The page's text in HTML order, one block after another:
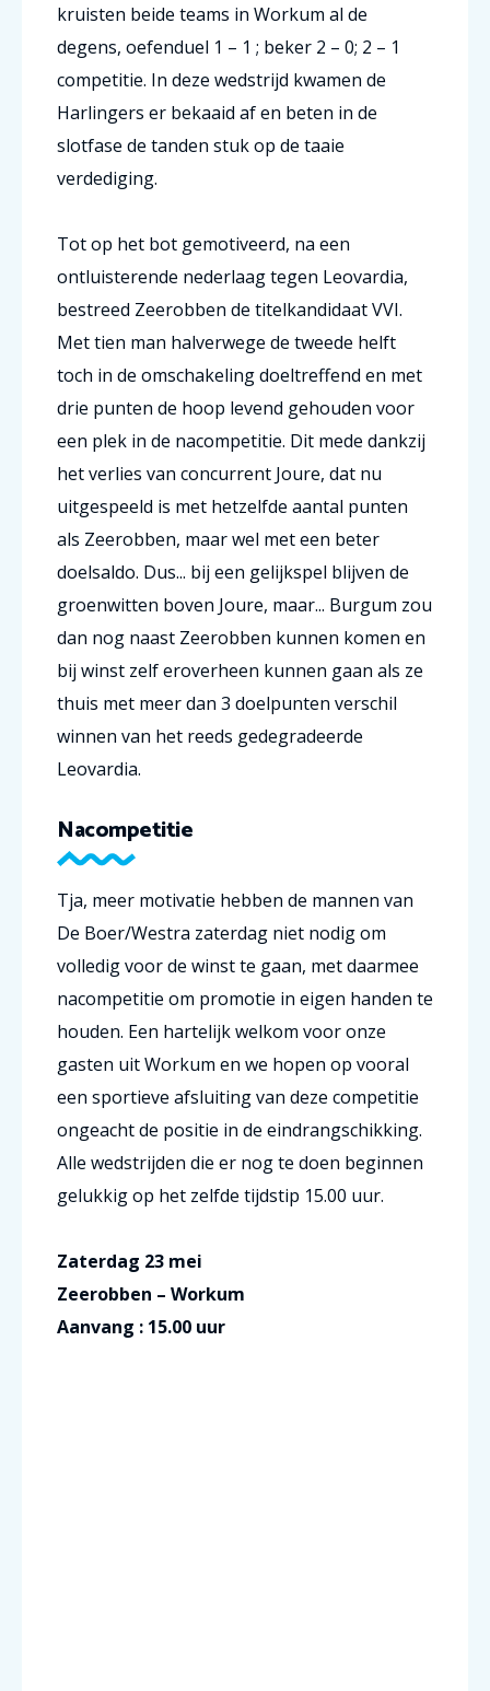
kruisten beide teams in Workum al de
degens, oefenduel 1 – 1 ; beker 2 – 0; 2 – 1
competitie. In deze wedstrijd kwamen de
Harlingers er bekaaid af en beten in de
slotfase de tanden stuk op de taaie
verdediging.
Tot op het bot gemotiveerd, na een
ontluisterende nederlaag tegen Leovardia,
bestreed Zeerobben de titelkandidaat VVI.
Met tien man halverwege de tweede helft
toch in de omschakeling doeltreffend en met
drie punten de hoop levend gehouden voor
een plek in de nacompetitie. Dit mede dankzij
het verlies van concurrent Joure, dat nu
uitgespeeld is met hetzelfde aantal punten
als Zeerobben, maar wel met een beter
doelsaldo. Dus... bij een gelijkspel blijven de
groenwitten boven Joure, maar... Burgum zou
dan nog naast Zeerobben kunnen komen en
bij winst zelf eroverheen kunnen gaan als ze
thuis met meer dan 3 doelpunten verschil
winnen van het reeds gedegradeerde
Leovardia.
Nacompetitie
Tja, meer motivatie hebben de mannen van
De Boer/Westra zaterdag niet nodig om
volledig voor de winst te gaan, met daarmee
nacompetitie om promotie in eigen handen te
houden. Een hartelijk welkom voor onze
gasten uit Workum en we hopen op vooral
een sportieve afsluiting van deze competitie
ongeacht de positie in de eindrangschikking.
Alle wedstrijden die er nog te doen beginnen
gelukkig op het zelfde tijdstip 15.00 uur.
Zaterdag 23 mei
Zeerobben – Workum
Aanvang : 15.00 uur